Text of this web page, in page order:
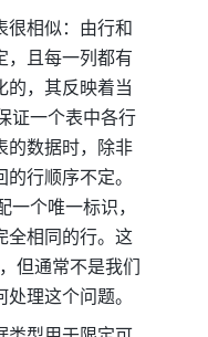
很相似：由行和
，且每一列都有
的，其反映着当
证一个表中各行
的数据时，除非
行顺序不定。
个唯一标识，
全相同的行。这
但通常不是我们
理这个问题。